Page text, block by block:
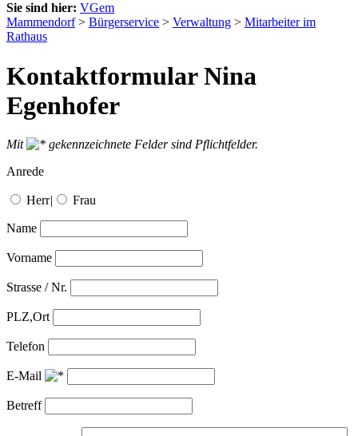
Sie sind hier: VGem
Mammendorf> Bürgerservice > Verwaltung > Mitarbeiter im
Rathaus
Kontaktformular Nina
Egenhofer
Mit
gekennzeichnete Felder sind Pflichtfelder.
Anrede
Herr| Frau
Name
Vorname
Strasse / Nr.
PLZ,Ort
Telefon
E-Mail
Betreff